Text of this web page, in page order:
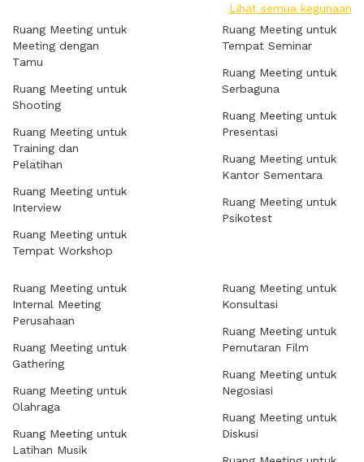
Lihat semua kegunaan
Ruang Meeting untuk
Meeting dengan
Tamu
Ruang Meeting untuk
Shooting
Ruang Meeting untuk
Training dan
Pelatihan
Ruang Meeting untuk
Interview
Ruang Meeting untuk
Tempat Workshop
Ruang Meeting untuk
Tempat Seminar
Ruang Meeting untuk
Serbaguna
Ruang Meeting untuk
Presentasi
Ruang Meeting untuk
Kantor Sementara
Ruang Meeting untuk
Psikotest
Ruang Meeting untuk
Internal Meeting
Perusahaan
Ruang Meeting untuk
Gathering
Ruang Meeting untuk
Olahraga
Ruang Meeting untuk
Latihan Musik
Ruang Meeting untuk
Konsultasi
Ruang Meeting untuk
Pemutaran Film
Ruang Meeting untuk
Negosiasi
Ruang Meeting untuk
Diskusi